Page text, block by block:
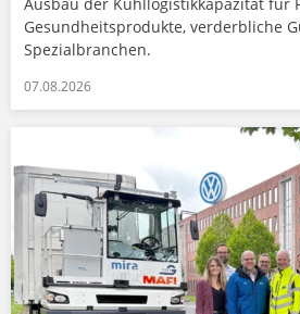
Ausbau der Kühllogistikkapazität für
Gesundheitsprodukte, verderbliche
Spezialbranchen.
07.08.2026